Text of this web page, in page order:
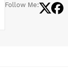
Follow Me: